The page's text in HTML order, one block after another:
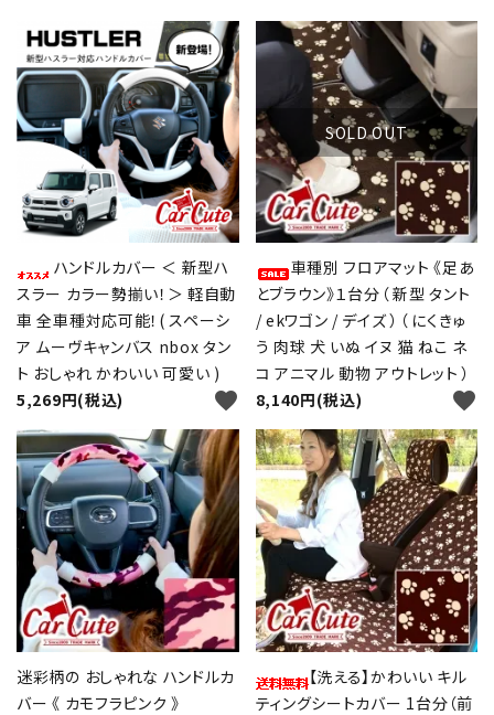
ハンドルカバー ＜ 新型ハ
スラー カラー勢揃い！＞ 軽自動
車 全車種対応可能！( スペーシ
ア ムーヴキャンバス nbox タン
ト おしゃれ かわいい 可愛い )
5,269円(税込)
favorite
SOLD OUT
車種別 フロアマット 《足あ
とブラウン》１台分（ 新型 タント
/ ekワゴン / デイズ ）（ にくきゅ
う 肉球 犬 いぬ イヌ 猫 ねこ ネ
コ アニマル 動物 アウトレット ）
8,140円(税込)
favorite
迷彩柄の おしゃれな ハンドルカ
バー 《 カモフラピンク 》
【洗える】かわいい キル
ティングシートカバー 1台分（前